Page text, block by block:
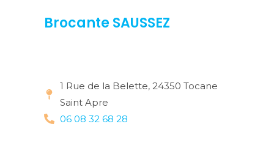
Brocante SAUSSEZ
1 Rue de la Belette, 24350 Tocane
Saint Apre
06 08 32 68 28